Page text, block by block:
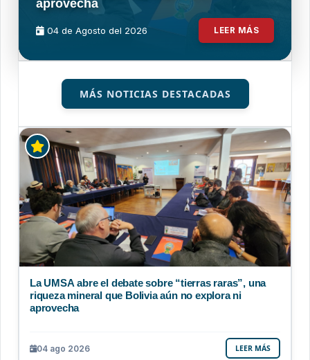
aprovecha
04 de Agosto del 2026 LEER MÁS
MÁS NOTICIAS DESTACADAS
La UMSA abre el debate sobre “tierras raras”, una
riqueza mineral que Bolivia aún no explora ni
aprovecha
04 ago 2026 LEER MÁS